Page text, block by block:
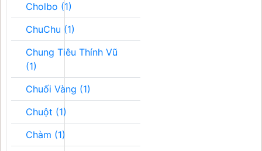
Cholbo (1)
ChuChu (1)
Chung Tiêu Thính Vũ
(1)
Chuối Vàng (1)
Chuột (1)
Chàm (1)